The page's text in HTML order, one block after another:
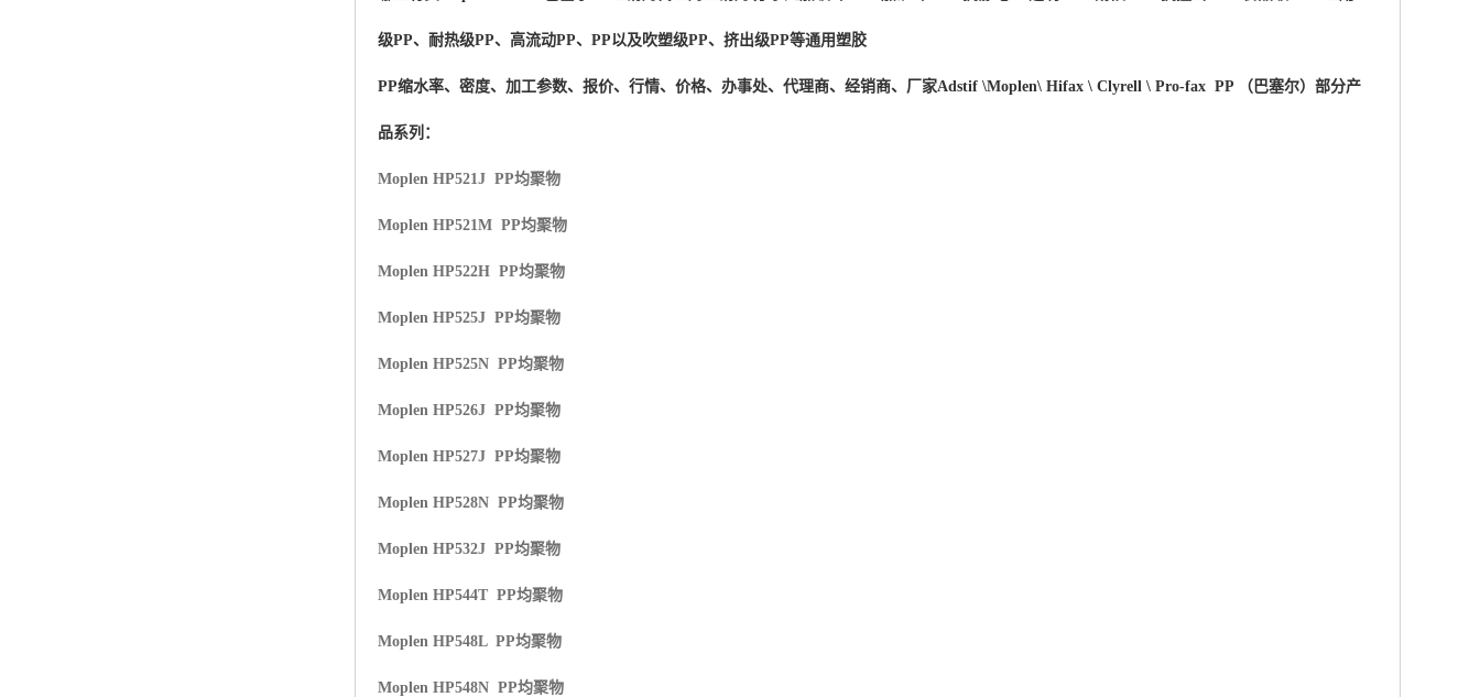
级PP、耐热级PP、高流动PP、PP以及吹塑级PP、挤出级PP等通用塑胶
PP缩水率、密度、加工参数、报价、行情、价格、办事处、代理商、经销商、厂家Adstif \Moplen\ Hifax \ Clyrell \ Pro-fax PP （巴塞尔）部分产
品系列：
Moplen HP521J PP均聚物
Moplen HP521M PP均聚物
Moplen HP522H PP均聚物
Moplen HP525J PP均聚物
Moplen HP525N PP均聚物
Moplen HP526J PP均聚物
Moplen HP527J PP均聚物
Moplen HP528N PP均聚物
Moplen HP532J PP均聚物
Moplen HP544T PP均聚物
Moplen HP548L PP均聚物
Moplen HP548N PP均聚物